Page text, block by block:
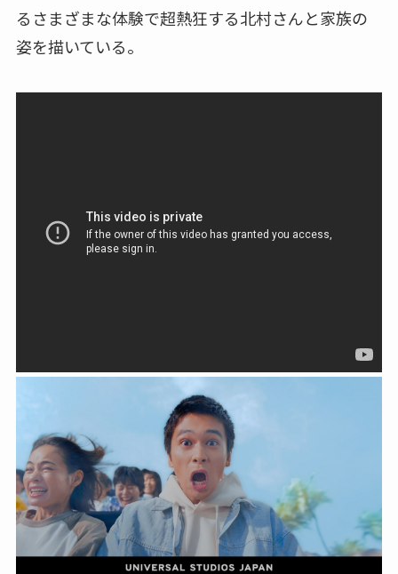
るさまざまな体験で超熱狂する北村さんと家族の
姿を描いている。